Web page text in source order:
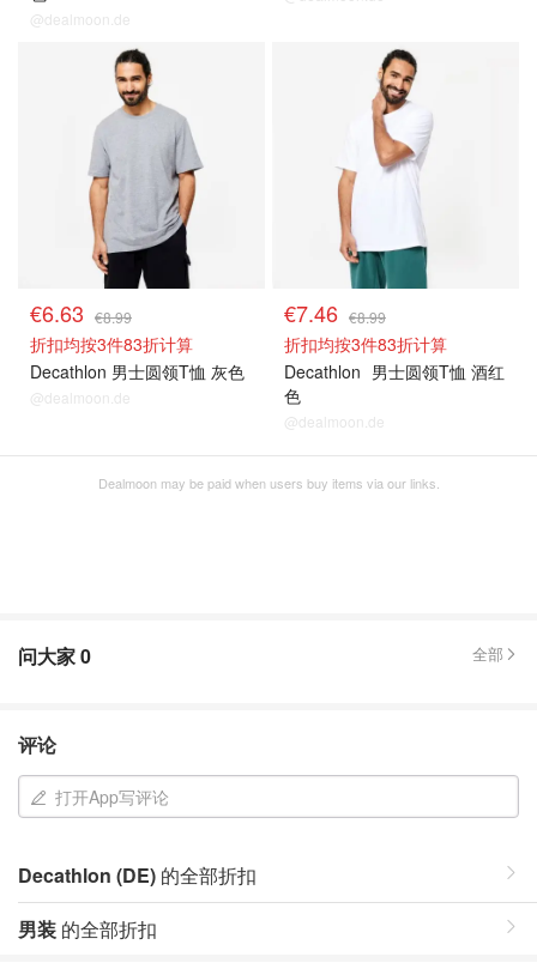
@dealmoon.de
€6.63 €8.99
折扣均按3件83折计算
Decathlon 男士圆领T恤 灰色
@dealmoon.de
€7.46 €8.99
折扣均按3件83折计算
Decathlon 男士圆领T恤 酒红
色
@dealmoon.de
Dealmoon may be paid when users buy items via our links.
问大家0 全部
评论
打开App写评论
Decathlon (DE) 的全部折扣
男装 的全部折扣